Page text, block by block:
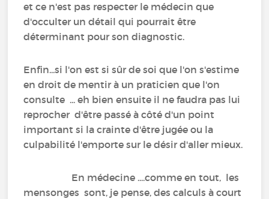
et ce n'est pas respecter le médecin que
d'occulter un détail qui pourrait être
déterminant pour son diagnostic.
Enfin...si l'on est si sûr de soi que l'on s'estime
en droit de mentir à un praticien que l'on
consulte ... eh bien ensuite il ne faudra pas lui
reprocher d'être passé à côté d'un point
important si la crainte d'être jugée ou la
culpabilité l'emporte sur le désir d'aller mieux.
En médecine ....comme en tout, les
mensonges sont, je pense, des calculs à court